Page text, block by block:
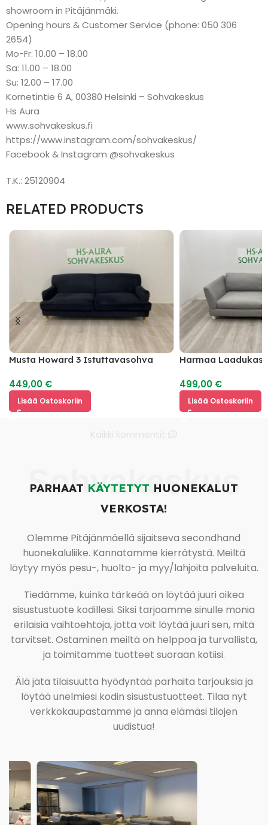
showroom in Pitäjänmäki.
Opening hours & Customer Service (phone: 050 306
2654)
Mo-Fr: 10.00 – 18.00
Sa: 11.00 – 18.00
Su: 12.00 – 17.00
Kornetintie 6 A, 00380 Helsinki – Sohvakeskus
Hs Aura
www.sohvakeskus.fi
https://www.instagram.com/sohvakeskus/
Facebook & Instagram @sohvakeskus
T.K.: 25120904
RELATED PRODUCTS
Musta Howard 3 Istuttavasohva
449,00 €
Lisää Ostoskoriin
Harmaa Laadukas
499,00 €
Lisää Ostoskoriin
Sohvakeskus
PARHAAT KÄYTETYT HUONEKALUT
VERKOSTA!
Olemme Pitäjänmäellä sijaitseva secondhand
huonekaluliike. Kannatamme kierrätystä. Meiltä
löytyy myös pesu-, huolto- ja myy/lahjoita palveluita.
Tiedämme, kuinka tärkeää on löytää juuri oikea
sisustustuote kodillesi. Siksi tarjoamme sinulle monia
erilaisia vaihtoehtoja, jotta voit löytää juuri sen, mitä
tarvitset. Ostaminen meiltä on helppoa ja turvallista,
ja toimitamme tuotteet suoraan kotiisi.
Älä jätä tilaisuutta hyödyntää parhaita tarjouksia ja
löytää unelmiesi kodin sisustustuotteet. Tilaa nyt
verkkokaupastamme ja anna elämäsi tilojen
uudistua!